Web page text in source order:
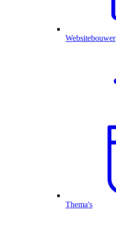
Websitebouwer
Thema's